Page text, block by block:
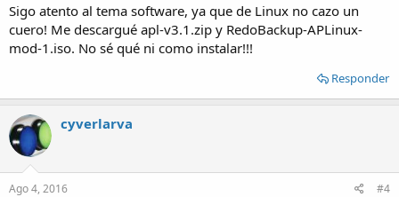
Sigo atento al tema software, ya que de Linux no cazo un
cuero! Me descargué apl-v3.1.zip y RedoBackup-APLinux-
mod-1.iso. No sé qué ni como instalar!!!
Responder
cyverlarva
Ago 4, 2016 #4